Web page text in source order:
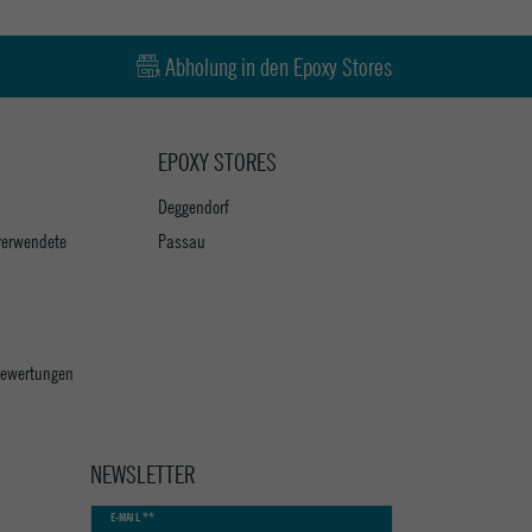
Abholung in den Epoxy Stores
EPOXY STORES
Deggendorf
Passau
NEWSLETTER
E-MAIL **
Newsletter